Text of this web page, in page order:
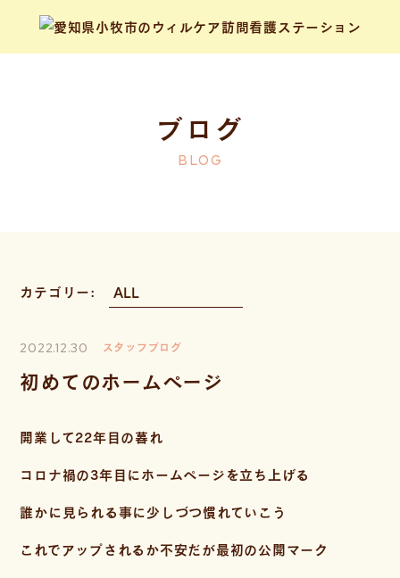
ブログ
BLOG
カテゴリー:
2022.12.30 スタッフブログ
初めてのホームページ
開業して22年目の暮れ
コロナ禍の3年目にホームページを立ち上げる
誰かに見られる事に少しづつ慣れていこう
これでアップされるか不安だが最初の公開マーク